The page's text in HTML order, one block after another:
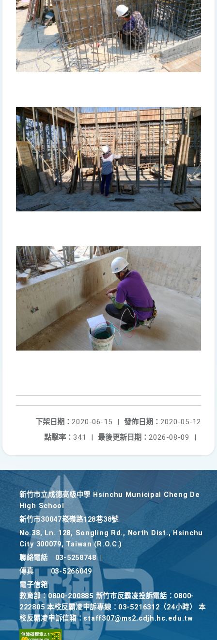
發佈日期： 2020-05-12
下架日期： 2020-06-15
|
最後更新日期： 2026-08-09 |
點擊率： 341 |
新竹巿立成德高級中學 Hsinchu Municipal Cheng De
High School
新竹巿30047崧嶺路128巷38號
No.38, Ln. 128, Songling Rd., North Dist., Hsinchu
City 300079, Taiwan (R.O.C.)
聯絡電話
03-5258748
傳真
03-5266049
電子信箱
教育部：0800-200885 新竹市反霸凌投訴電話：0800-
222805 本校反霸凌申訴專線：03-5216312（24小時） 本
校反霸凌申訴信箱：staff307@ms2.cdjh.hc.edu.tw